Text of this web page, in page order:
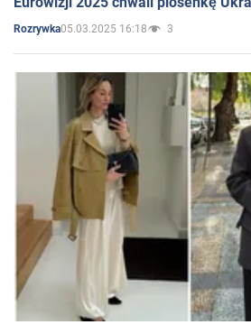
Rozrywka05.03.2025 16:18 3